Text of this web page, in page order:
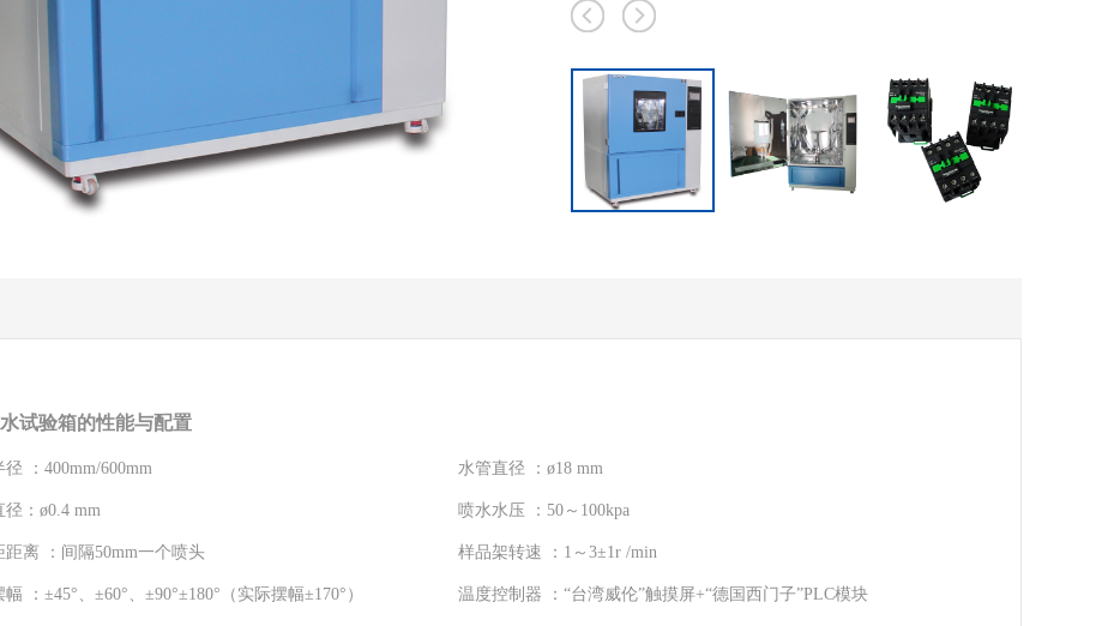
试验箱的性能与配置
： 400mm/600mm 水管直径 ： ø18 mm
： ø0.4 mm 喷水水压 ： 50～100kpa
离 ： 间隔50mm一个喷头 样品架转速 ： 1～3±1r /min
： ±45°、±60°、±90°±180°（实际摆幅±170°） 温度控制器 ： “台湾威伦”触摸屏+“德国西门子”PLC模块